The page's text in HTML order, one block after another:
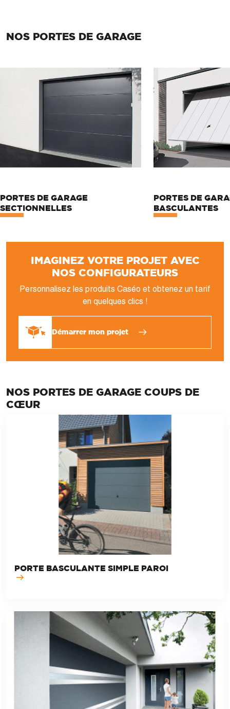
NOS PORTES DE GARAGE
PORTES DE GARAGE
SECTIONNELLES
PORTES DE
BASCULANTES
IMAGINEZ VOTRE PROJET AVEC
NOS CONFIGURATEURS
Personnalisez les produits Caséo et obtenez un tarif
en quelques clics !
Démarrer mon projet
NOS PORTES DE GARAGE COUPS DE
CŒUR
PORTE BASCULANTE SIMPLE PAROI